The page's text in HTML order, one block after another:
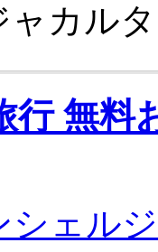
ャカル
行 無料
シェル